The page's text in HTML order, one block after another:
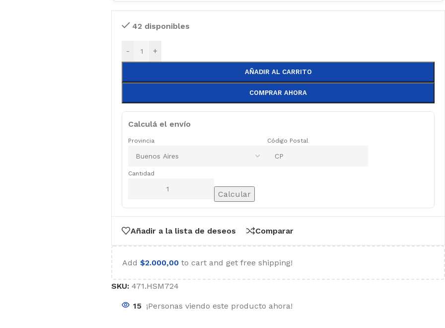
42 disponibles
- +
AÑADIR AL CARRITO
COMPRAR AHORA
Calculá el envío
Provincia Código Postal
Cantidad
Calcular
Añadir a la lista de deseos Comparar
Add $2.000,00 to cart and get free shipping!
SKU: 471.HSM724
15 ¡Personas viendo este producto ahora!